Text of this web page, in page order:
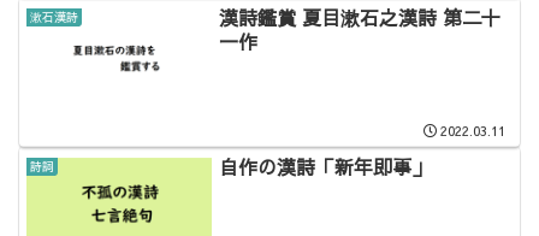
漱石漢詩
漢詩鑑賞 夏目漱石之漢詩 第二十
一作
2022.03.11
詩詞 自作の漢詩「新年即事」